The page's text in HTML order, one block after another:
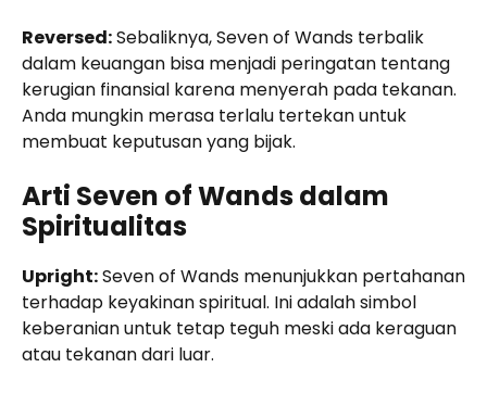
Reversed:Sebaliknya, Seven of Wands terbalik
dalam keuangan bisa menjadi peringatan tentang
kerugian finansial karena menyerah pada tekanan.
Anda mungkin merasa terlalu tertekan untuk
membuat keputusan yang bijak.
Arti Seven of Wands dalam
Spiritualitas
Upright:Seven of Wands menunjukkan pertahanan
terhadap keyakinan spiritual. Ini adalah simbol
keberanian untuk tetap teguh meski ada keraguan
atau tekanan dari luar.